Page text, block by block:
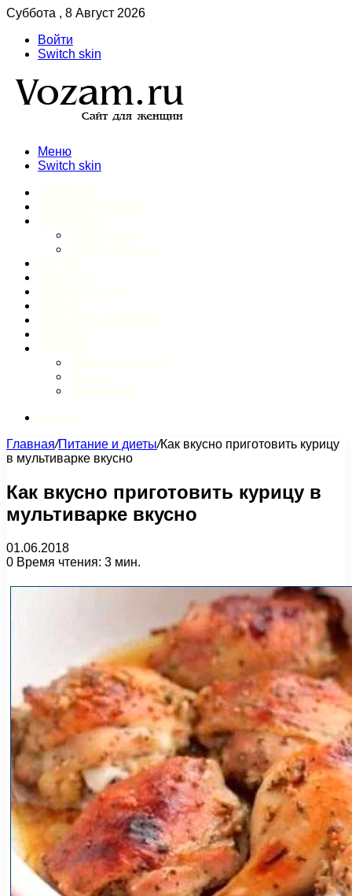
Суббота , 8 Август 2026
Войти
Switch skin
Меню
Switch skin
Главная/Питание и диеты/Как вкусно приготовить курицу
в мультиварке вкусно
Как вкусно приготовить курицу в
мультиварке вкусно
01.06.2018
0 Время чтения: 3 мин.